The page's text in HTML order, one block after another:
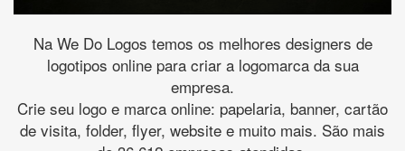
Na We Do Logos temos os melhores designers de
logotipos online para criar a logomarca da sua
empresa.
Crie seu logo e marca online: papelaria, banner, cartão
de visita, folder, flyer, website e muito mais. São mais